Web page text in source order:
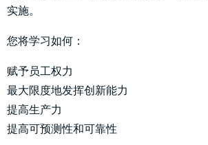
实施。
您将学习如何：
赋予员工权力
最大限度地发挥创新能力
提高生产力
提高可预测性和可靠性